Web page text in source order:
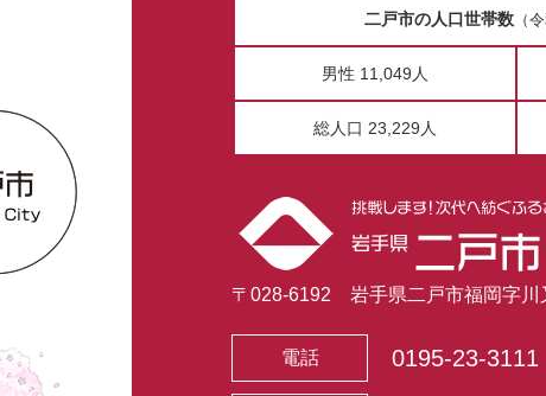
二戸市の人口世帯数（令
男性 11,049人
総人口 23,229人
〒028-6192 岩手県二戸市福岡字川
電話 0195-23-3111